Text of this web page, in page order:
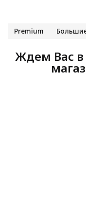
Premium
Ждем Вас